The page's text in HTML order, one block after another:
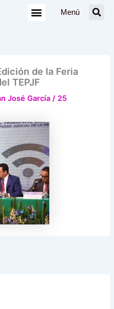
Menú
de la Feria
TEPJF
José García/ 25